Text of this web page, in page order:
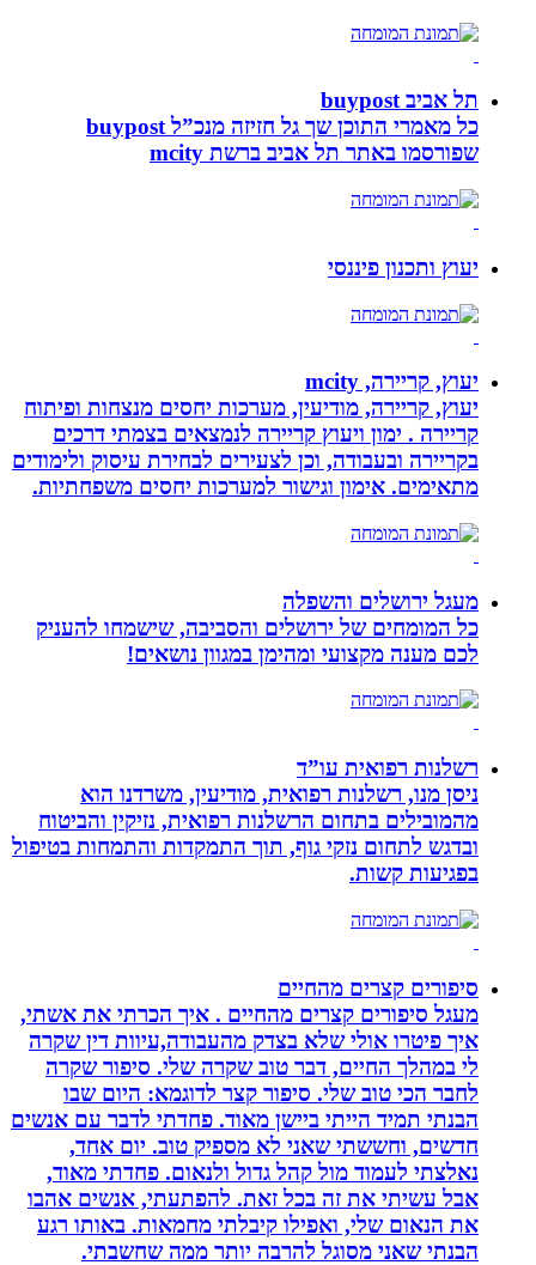
תל אביב buypost
כל מאמרי התוכן שך גל חזיזה מנכ”ל buypost
שפורסמו באתר תל אביב ברשת mcity
יעוץ ותכנון פיננסי
יעוץ, קריירה, mcity
יעוץ, קריירה, מודיעין, מערכות יחסים מנצחות ופיתוח
קריירה . ימון ויעוץ קריירה לנמצאים בצמתי דרכים
בקריירה ובעבודה, וכן לצעירים לבחירת עיסוק ולימודים
מתאימים. אימון וגישור למערכות יחסים משפחתיות.
מעגל ירושלים והשפלה
כל המומחים של ירושלים והסביבה, שישמחו להעניק
לכם מענה מקצועי ומהימן במגוון נושאים!
רשלנות רפואית עו”ד
ניסן מנו, רשלנות רפואית, מודיעין, משרדנו הוא
מהמובילים בתחום הרשלנות רפואית, נזיקין והביטוח
ובדגש לתחום נזקי גוף, תוך התמקדות והתמחות בטיפול
בפגיעות קשות.
סיפורים קצרים מהחיים
מעגל סיפורים קצרים מהחיים . איך הכרתי את אשתי,
איך פיטרו אולי שלא בצדק מהעבודה,עיוות דין שקרה
לי במהלך החיים, דבר טוב שקרה שלי. סיפור שקרה
לחבר הכי טוב שלי. סיפור קצר לדוגמא: היום שבו
הבנתי תמיד הייתי ביישן מאוד. פחדתי לדבר עם אנשים
חדשים, וחששתי שאני לא מספיק טוב. יום אחד,
נאלצתי לעמוד מול קהל גדול ולנאום. פחדתי מאוד,
אבל עשיתי את זה בכל זאת. להפתעתי, אנשים אהבו
את הנאום שלי, ואפילו קיבלתי מחמאות. באותו רגע
הבנתי שאני מסוגל להרבה יותר ממה שחשבתי.